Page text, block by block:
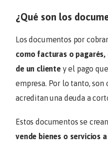
¿Qué son los
Los documentos por
como facturas o
de un clientey el pago
empresa. Por lo tanto, son
acreditan una deuda a
Estos documentos se
vende bienes o servicios